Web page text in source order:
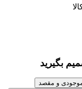
بگیرید
و مقصد